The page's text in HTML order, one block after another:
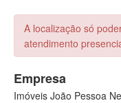
A localização só
atendimento
Empresa
Imóveis João Pessoa